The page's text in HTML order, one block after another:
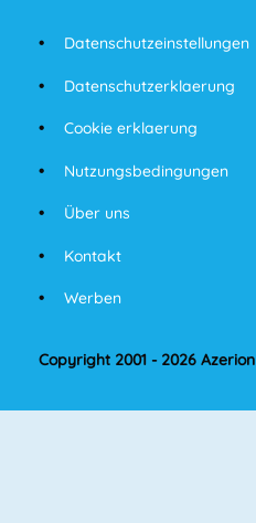
Datenschutzeinstellungen
Datenschutzerklaerung
Cookie erklaerung
Nutzungsbedingungen
Über uns
Kontakt
Werben
Copyright 2001 - 2026 Azerion